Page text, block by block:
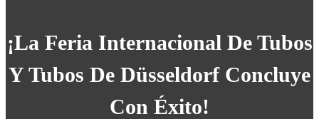
¡La Feria Internacional De Tubos
Y Tubos De Düsseldorf Concluye
Con Éxito!